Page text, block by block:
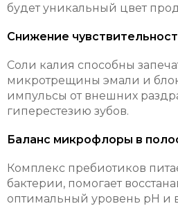
будет уникальный цвет
Снижение
Соли калия способны
микротрещины эмали и
импульсы от внешних
гиперестезию зубов.
Баланс микрофлоры в
Комплекс пребиотиков
бактерии, помогает
оптимальный уровень pH и